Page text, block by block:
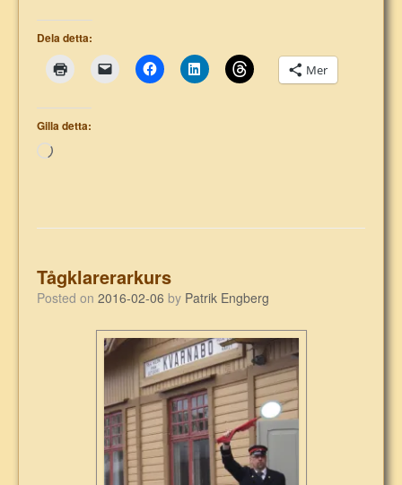
Dela detta:
Mer
Gilla detta:
Laddar
Tågklarerarkurs
Posted on 2016-02-06 by Patrik Engberg